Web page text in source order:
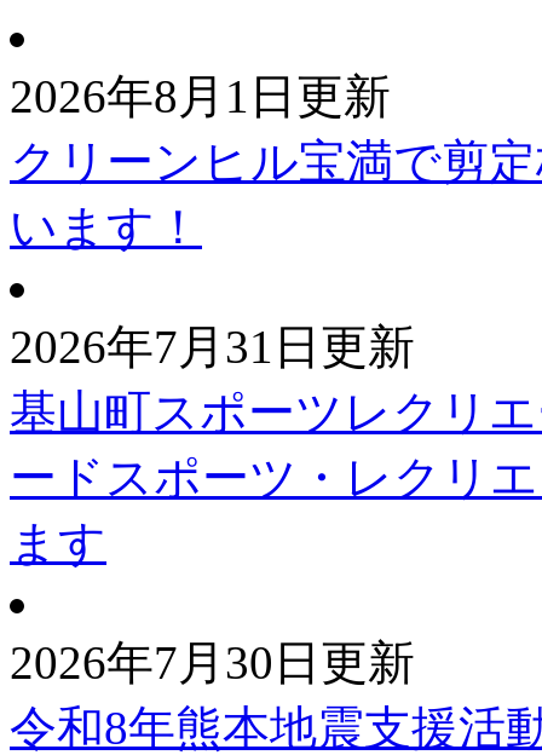
2026年8月1日更新
クリーンヒル宝満で剪
います！
2026年7月31日更新
基山町スポーツレクリ
ードスポーツ・レクリ
ます
2026年7月30日更新
令和8年熊本地震支援活